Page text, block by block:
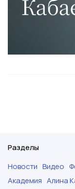
Разделы
Новости Видео
Академия Алина